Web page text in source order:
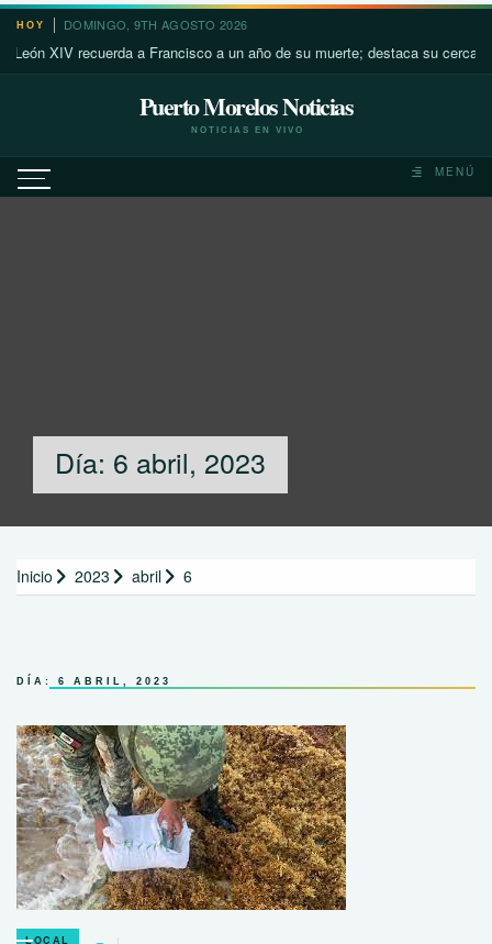
Saltar
contenido
HOY DOMINGO, 9TH AGOSTO 2026
recuerda a Francisco a un año de su muerte; destaca su cercanía con los
Puerto Morelos Noticias
NOTICIAS EN VIVO
MENÚ
Día: 6 abril, 2023
Inicio 2023 abril 6
DÍA: 6 ABRIL, 2023
LOCAL